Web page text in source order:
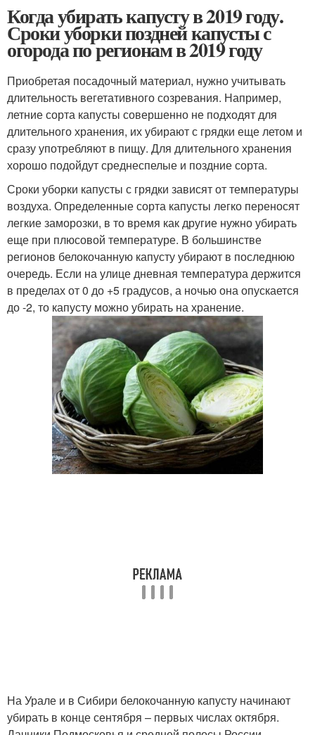
Когда убирать капусту в 2019 году.
Сроки уборки поздней капусты с
огорода по регионам в 2019 году
Приобретая посадочный материал, нужно учитывать
длительность вегетативного созревания. Например,
летние сорта капусты совершенно не подходят для
длительного хранения, их убирают с грядки еще летом и
сразу употребляют в пищу. Для длительного хранения
хорошо подойдут среднеспелые и поздние сорта.
Сроки уборки капусты с грядки зависят от температуры
воздуха. Определенные сорта капусты легко переносят
легкие заморозки, в то время как другие нужно убирать
еще при плюсовой температуре. В большинстве
регионов белокочанную капусту убирают в последнюю
очередь. Если на улице дневная температура держится
в пределах от 0 до +5 градусов, а ночью она опускается
до -2, то капусту можно убирать на хранение.
На Урале и в Сибири белокочанную капусту начинают
убирать в конце сентября – первых числах октября.